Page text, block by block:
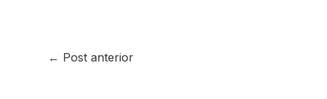
← Post anterior